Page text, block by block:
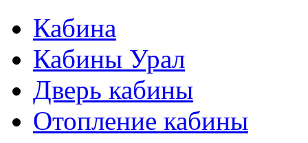
Кабина
Кабины Урал
Дверь кабины
Отопление кабины